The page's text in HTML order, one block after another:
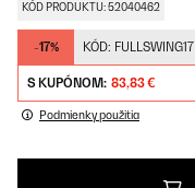
KÓD PRODUKTU: 52040462
-17% KÓD: FULLSWING17
S KUPÓNOM: 83,83 €
Podmienky použitia